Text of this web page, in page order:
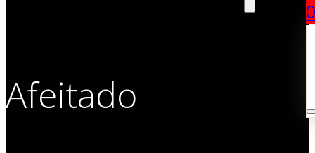
Afeitado